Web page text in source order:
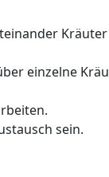
einzelne
sein.